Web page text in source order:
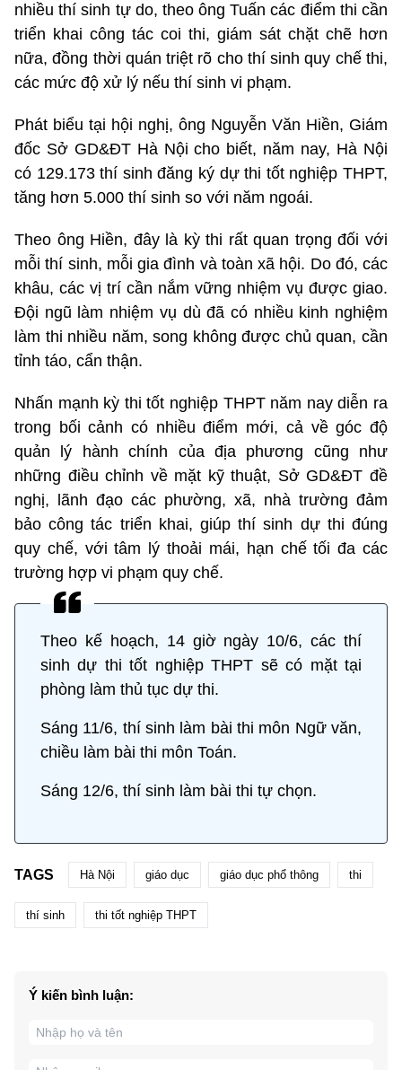
nhiều thí sinh tự do, theo ông Tuấn các điểm thi cần
triển khai công tác coi thi, giám sát chặt chẽ hơn
nữa, đồng thời quán triệt rõ cho thí sinh quy chế thi,
các mức độ xử lý nếu thí sinh vi phạm.
Phát biểu tại hội nghị, ông Nguyễn Văn Hiền, Giám
đốc Sở GD&ĐT Hà Nội cho biết, năm nay, Hà Nội
có 129.173 thí sinh đăng ký dự thi tốt nghiệp THPT,
tăng hơn 5.000 thí sinh so với năm ngoái.
Theo ông Hiền, đây là kỳ thi rất quan trọng đối với
mỗi thí sinh, mỗi gia đình và toàn xã hội. Do đó, các
khâu, các vị trí cần nắm vững nhiệm vụ được giao.
Đội ngũ làm nhiệm vụ dù đã có nhiều kinh nghiệm
làm thi nhiều năm, song không được chủ quan, cần
tỉnh táo, cẩn thận.
Nhấn mạnh kỳ thi tốt nghiệp THPT năm nay diễn ra
trong bối cảnh có nhiều điểm mới, cả về góc độ
quản lý hành chính của địa phương cũng như
những điều chỉnh về mặt kỹ thuật, Sở GD&ĐT đề
nghị, lãnh đạo các phường, xã, nhà trường đảm
bảo công tác triển khai, giúp thí sinh dự thi đúng
quy chế, với tâm lý thoải mái, hạn chế tối đa các
trường hợp vi phạm quy chế.
Theo kế hoạch, 14 giờ ngày 10/6, các thí
sinh dự thi tốt nghiệp THPT sẽ có mặt tại
phòng làm thủ tục dự thi.
Sáng 11/6, thí sinh làm bài thi môn Ngữ văn,
chiều làm bài thi môn Toán.
Sáng 12/6, thí sinh làm bài thi tự chọn.
TAGS Hà Nội giáo dục giáo dục phổ thông thi
thí sinh thi tốt nghiệp THPT
Ý kiến bình luận: